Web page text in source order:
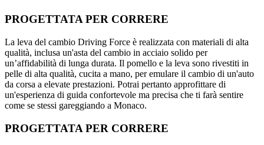
PROGETTATA PER CORRERE
La leva del cambio Driving Force è realizzata con materiali di alta
qualità, inclusa un'asta del cambio in acciaio solido per
un’affidabilità di lunga durata. Il pomello e la leva sono rivestiti in
pelle di alta qualità, cucita a mano, per emulare il cambio di un'auto
da corsa a elevate prestazioni. Potrai pertanto approfittare di
un'esperienza di guida confortevole ma precisa che ti farà sentire
come se stessi gareggiando a Monaco.
PROGETTATA PER CORRERE